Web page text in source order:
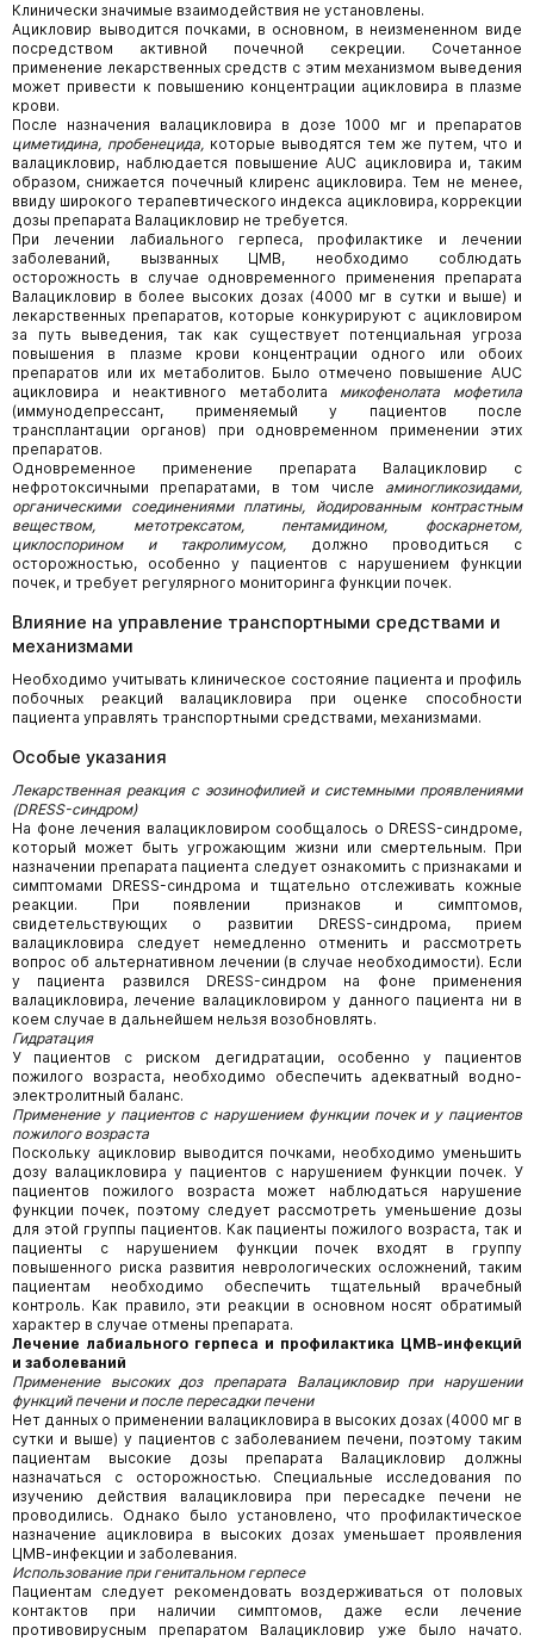
Клинически значимые взаимодействия не установлены.
Ацикловир выводится почками, в основном, в неизмененном виде
посредством активной почечной секреции. Сочетанное
применение лекарственных средств с этим механизмом выведения
может привести к повышению концентрации ацикловира в плазме
крови.
После назначения валацикловира в дозе 1000 мг и препаратов
циметидина, пробенецида, которые выводятся тем же путем, что и
валацикловир, наблюдается повышение AUC ацикловира и, таким
образом, снижается почечный клиренс ацикловира. Тем не менее,
ввиду широкого терапевтического индекса ацикловира, коррекции
дозы препарата Валацикловир не требуется.
При лечении лабиального герпеса, профилактике и лечении
заболеваний, вызванных ЦМВ, необходимо соблюдать
осторожность в случае одновременного применения препарата
Валацикловир в более высоких дозах (4000 мг в сутки и выше) и
лекарственных препаратов, которые конкурируют с ацикловиром
за путь выведения, так как существует потенциальная угроза
повышения в плазме крови концентрации одного или обоих
препаратов или их метаболитов. Было отмечено повышение AUC
ацикловира и неактивного метаболита микофенолата мофетила
(иммунодепрессант, применяемый у пациентов после
трансплантации органов) при одновременном применении этих
препаратов.
Одновременное применение препарата Валацикловир с
нефротоксичными препаратами, в том числе аминогликозидами,
органическими соединениями платины, йодированным контрастным
веществом, метотрексатом, пентамидином, фоскарнетом,
циклоспорином и такролимусом, должно проводиться с
осторожностью, особенно у пациентов с нарушением функции
почек, и требует регулярного мониторинга функции почек.
Влияние на управление транспортными средствами и
механизмами
Необходимо учитывать клиническое состояние пациента и профиль
побочных реакций валацикловира при оценке способности
пациента управлять транспортными средствами, механизмами.
Особые указания
Лекарственная реакция с эозинофилией и системными проявлениями
(DRESS-синдром)
На фоне лечения валацикловиром сообщалось о DRESS-синдроме,
который может быть угрожающим жизни или смертельным. При
назначении препарата пациента следует ознакомить с признаками и
симптомами DRESS-синдрома и тщательно отслеживать кожные
реакции. При появлении признаков и симптомов,
свидетельствующих о развитии DRESS-синдрома, прием
валацикловира следует немедленно отменить и рассмотреть
вопрос об альтернативном лечении (в случае необходимости). Если
у пациента развился DRESS-синдром на фоне применения
валацикловира, лечение валацикловиром у данного пациента ни в
коем случае в дальнейшем нельзя возобновлять.
Гидратация
У пациентов с риском дегидратации, особенно у пациентов
пожилого возраста, необходимо обеспечить адекватный водно-
электролитный баланс.
Применение у пациентов с нарушением функции почек и у пациентов
пожилого возраста
Поскольку ацикловир выводится почками, необходимо уменьшить
дозу валацикловира у пациентов с нарушением функции почек. У
пациентов пожилого возраста может наблюдаться нарушение
функции почек, поэтому следует рассмотреть уменьшение дозы
для этой группы пациентов. Как пациенты пожилого возраста, так и
пациенты с нарушением функции почек входят в группу
повышенного риска развития неврологических осложнений, таким
пациентам необходимо обеспечить тщательный врачебный
контроль. Как правило, эти реакции в основном носят обратимый
характер в случае отмены препарата.
Лечение лабиального герпеса и профилактика ЦМВ-инфекций
и заболеваний
Применение высоких доз препарата Валацикловир при нарушении
функций печени и после пересадки печени
Нет данных о применении валацикловира в высоких дозах (4000 мг в
сутки и выше) у пациентов с заболеванием печени, поэтому таким
пациентам высокие дозы препарата Валацикловир должны
назначаться с осторожностью. Специальные исследования по
изучению действия валацикловира при пересадке печени не
проводились. Однако было установлено, что профилактическое
назначение ацикловира в высоких дозах уменьшает проявления
ЦМВ-инфекции и заболевания.
Использование при генитальном герпесе
Пациентам следует рекомендовать воздерживаться от половых
контактов при наличии симптомов, даже если лечение
противовирусным препаратом Валацикловир уже было начато.